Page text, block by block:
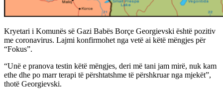
Kryetari i Komunës së Gazi Babës Borçe Georgievski është pozitiv
me coronavirus. Lajmi konfirmohet nga vetë ai këtë mëngjes për
“Fokus”.
“Unë e pranova testin këtë mëngjes, deri më tani jam mirë, nuk kam
ethe dhe po marr terapi të përshtatshme të përshkruar nga mjekët”,
thotë Georgievski.